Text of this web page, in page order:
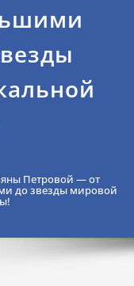
Петровой — от
до звезды мировой